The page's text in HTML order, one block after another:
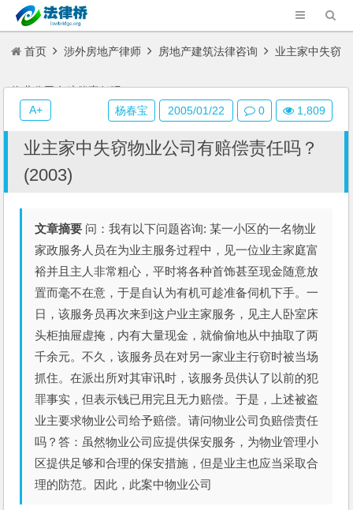
首页 涉外房地产律师 房地产建筑法律咨询 业主家中失窃
物业公司有赔偿责任吗？(2003)
业主家中失窃物业公司有赔偿责任吗？
(2003)
文章摘要 问：我有以下问题咨询: 某一小区的一名物业
家政服务人员在为业主服务过程中，见一位业主家庭富
裕并且主人非常粗心，平时将各种首饰甚至现金随意放
置而毫不在意，于是自认为有机可趁准备伺机下手。一
日，该服务员再次来到这户业主家服务，见主人卧室床
头柜抽屉虚掩，内有大量现金，就偷偷地从中抽取了两
千余元。不久，该服务员在对另一家业主行窃时被当场
抓住。在派出所对其审讯时，该服务员供认了以前的犯
罪事实，但表示钱已用完且无力赔偿。于是，上述被盗
业主要求物业公司给予赔偿。请问物业公司负赔偿责任
吗？答：虽然物业公司应提供保安服务，为物业管理小
区提供足够和合理的保安措施，但是业主也应当采取合
理的防范。因此，此案中物业公司
杨春宝 2005/01/22 0 1,809
A+